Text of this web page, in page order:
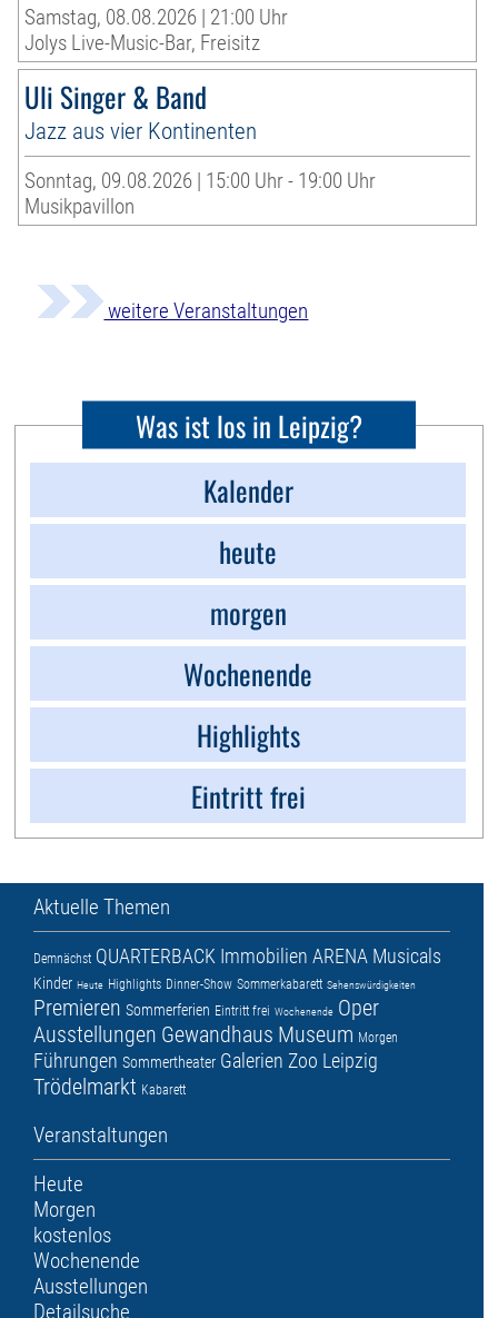
Samstag, 08.08.2026 | 21:00 Uhr
Jolys Live-Music-Bar, Freisitz
Uli Singer & Band
Jazz aus vier Kontinenten
Sonntag, 09.08.2026 | 15:00 Uhr - 19:00 Uhr
Musikpavillon
weitere Veranstaltungen
Was ist los in Leipzig?
Kalender
heute
morgen
Wochenende
Highlights
Eintritt frei
Aktuelle Themen
Demnächst QUARTERBACK Immobilien ARENA Musicals
Kinder Heute Highlights Dinner-Show Sommerkabarett Sehenswürdigkeiten
Premieren Sommerferien Eintritt frei Wochenende Oper
Ausstellungen Gewandhaus Museum Morgen
Führungen Sommertheater Galerien Zoo Leipzig
Trödelmarkt Kabarett
Veranstaltungen
Heute
Morgen
kostenlos
Wochenende
Ausstellungen
Detailsuche